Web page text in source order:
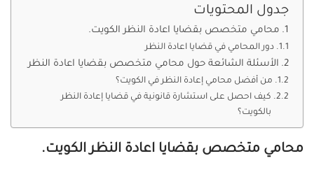
جدول المحتويات
محامي متخصص بقضايا اعادة النظر الكويت.
دور المحامي في قضايا اعادة النظر
الأسئلة الشائعة حول محامي متخصص بقضايا اعادة النظر
من أفضل محامي إعادة النظر في الكويت؟
كيف احصل على استشارة قانونية في قضايا إعادة النظر
بالكويت؟
محامي متخصص بقضايا اعادة النظر الكويت.